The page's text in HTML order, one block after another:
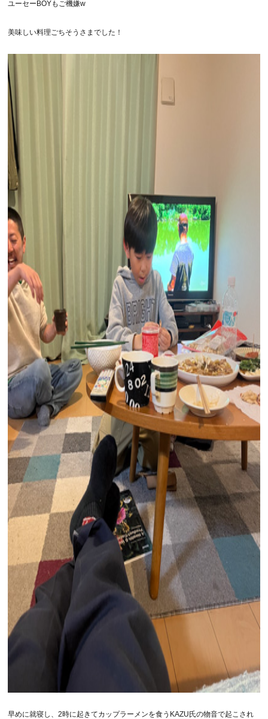
ユーセーBOYもご機嫌w
美味しい料理ごちそうさまでした！
早めに就寝し、2時に起きてカップラーメンを食うKAZU氏の物音で起こされ